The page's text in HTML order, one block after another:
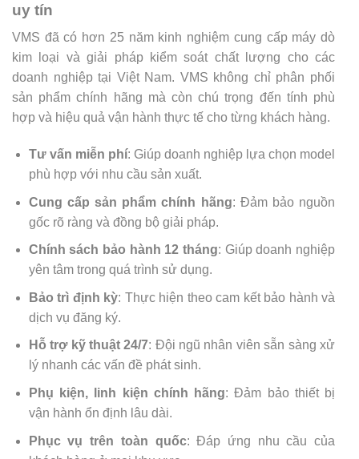
uy tín
VMS đã có hơn 25 năm kinh nghiệm cung cấp máy dò
kim loại và giải pháp kiểm soát chất lượng cho các
doanh nghiệp tại Việt Nam. VMS không chỉ phân phối
sản phẩm chính hãng mà còn chú trọng đến tính phù
hợp và hiệu quả vận hành thực tế cho từng khách hàng.
Tư vấn miễn phí: Giúp doanh nghiệp lựa chọn model
phù hợp với nhu cầu sản xuất.
Cung cấp sản phẩm chính hãng: Đảm bảo nguồn
gốc rõ ràng và đồng bộ giải pháp.
Chính sách bảo hành 12 tháng: Giúp doanh nghiệp
yên tâm trong quá trình sử dụng.
Bảo trì định kỳ: Thực hiện theo cam kết bảo hành và
dịch vụ đăng ký.
Hỗ trợ kỹ thuật 24/7: Đội ngũ nhân viên sẵn sàng xử
lý nhanh các vấn đề phát sinh.
Phụ kiện, linh kiện chính hãng: Đảm bảo thiết bị
vận hành ổn định lâu dài.
Phục vụ trên toàn quốc: Đáp ứng nhu cầu của